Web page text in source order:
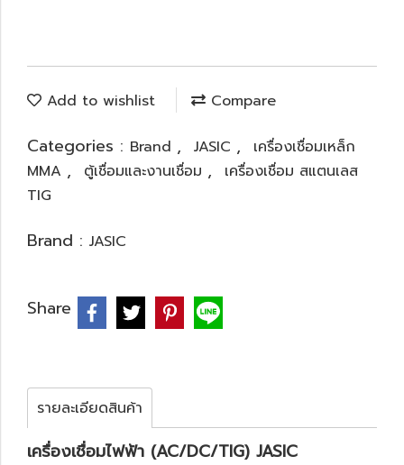
Add to wishlist Compare
Categories : Brand , JASIC ,
เครื่องเชื่อมเหล็ก
MMA , ตู้เชื่อมและงานเชื่อม ,
เครื่องเชื่อม สแตนเลส
TIG
Brand : JASIC
Share
รายละเอียดสินค้า
เครื่องเชื่อมไฟฟ้า (AC/DC/TIG) JASIC